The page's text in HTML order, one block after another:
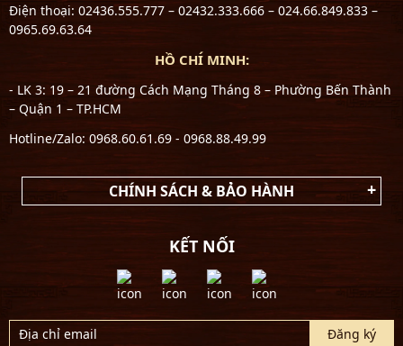
Điện thoại: 02436.555.777 – 02432.333.666 – 024.66.849.833 –
0965.69.63.64
HỒ CHÍ MINH:
- LK 3: 19 – 21 đường Cách Mạng Tháng 8 – Phường Bến Thành
– Quận 1 – TP.HCM
Hotline/Zalo: 0968.60.61.69 - 0968.88.49.99
CHÍNH SÁCH & BẢO HÀNH
KẾT NỐI